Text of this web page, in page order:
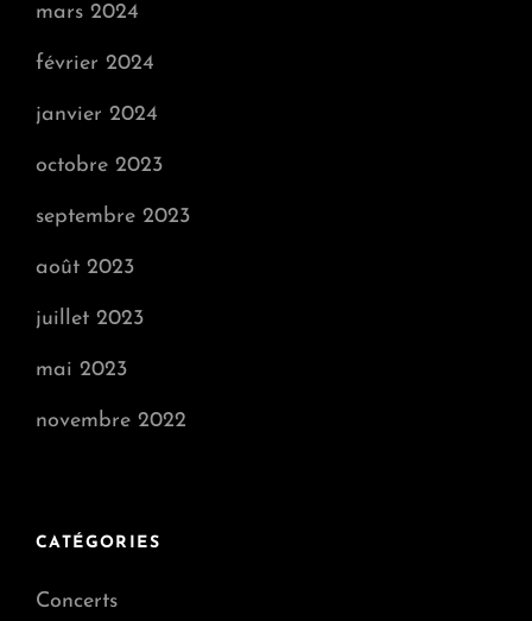
mars 2024
février 2024
janvier 2024
octobre 2023
septembre 2023
août 2023
juillet 2023
mai 2023
novembre 2022
CATÉGORIES
Concerts